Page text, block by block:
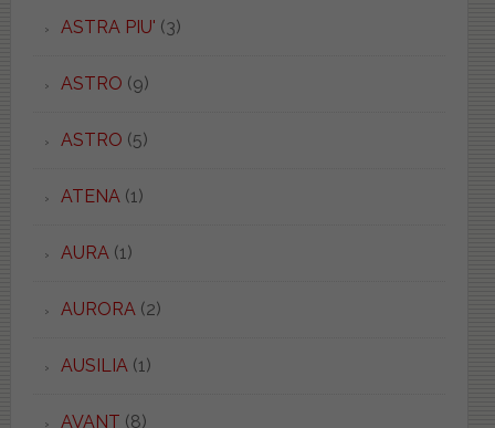
ASTRA PIU' (3)
ASTRO (9)
ASTRO (5)
ATENA (1)
AURA (1)
AURORA (2)
AUSILIA (1)
AVANT (8)